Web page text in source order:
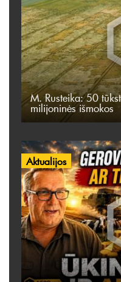
M. Rusteika: 50
milijoninės išmokos
Aktualijos